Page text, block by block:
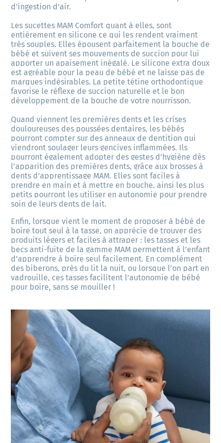
d'ingestion d'air.
Les sucettes MAM Comfort quant à elles, sont
entièrement en silicone ce qui les rendent vraiment
très souples. Elles épousent parfaitement la bouche de
bébé et suivent ses mouvements de succion pour lui
apporter un apaisement inégalé. Le silicone extra doux
est agréable pour la peau de bébé et ne laisse pas de
marques indésirables. La petite tétine orthodontique
favorise le réflexe de succion naturelle et le bon
développement de la bouche de votre nourrisson.
Quand viennent les premières dents et les crises
douloureuses des poussées dentaires, les bébés
pourront compter sur des anneaux de dentition qui
viendront soulager leurs gencives inflammées. Ils
pourront également adopter des gestes d’hygiène dès
l’apparition des premières dents, grâce aux brosses à
dents d’apprentissage MAM. Elles sont faciles à
prendre en main et à mettre en bouche, ainsi les plus
petits pourront les utiliser en autonomie pour prendre
soin de leurs dents de lait.
Enfin, lorsque vient le moment de proposer à bébé de
boire tout seul à la tasse, on apprécie de trouver des
produits légers et faciles à attraper : les tasses et les
becs anti-fuite de la gamme MAM permettent à l’enfant
d’apprendre à boire seul facilement. En complément
des biberons, près du lit la nuit, ou lorsque l’on part en
vadrouille, ces tasses facilitent l’autonomie de bébé
pour boire, sans se mouiller !